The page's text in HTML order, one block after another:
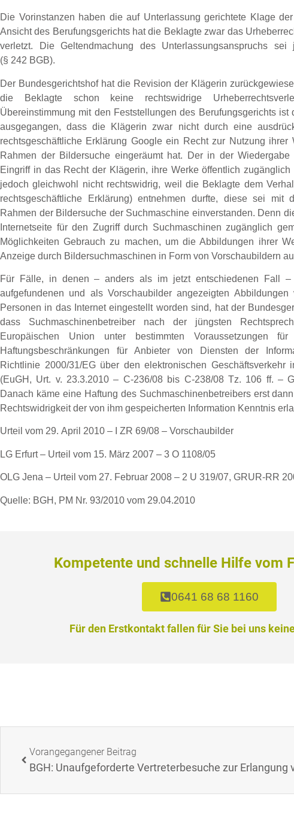
Die Vorinstanzen haben die auf Unterlassung gerichtete Klage
Ansicht des Berufungsgerichts hat die Beklagte zwar das
verletzt. Die Geltendmachung des Unterlassungsanspruchs sei
(§ 242 BGB).
Der Bundesgerichtshof hat die Revision der Klägerin
die Beklagte schon keine rechtswidrige
Übereinstimmung mit den Feststellungen des Berufungsgerichts ist
ausgegangen, dass die Klägerin zwar nicht durch eine
rechtsgeschäftliche Erklärung Google ein Recht zur Nutzung ihrer
Rahmen der Bildersuche eingeräumt hat. Der in der
Eingriff in das Recht der Klägerin, ihre Werke öffentlich
jedoch gleichwohl nicht rechtswidrig, weil die Beklagte dem
rechtsgeschäftliche Erklärung) entnehmen durfte, diese sei mit
Rahmen der Bildersuche der Suchmaschine einverstanden. Denn
Internetseite für den Zugriff durch Suchmaschinen zugänglich
Möglichkeiten Gebrauch zu machen, um die Abbildungen ihrer
Anzeige durch Bildersuchmaschinen in Form von Vorschaubildern
Für Fälle, in denen – anders als im jetzt entschiedenen Fall –
aufgefundenen und als Vorschaubilder angezeigten
Personen in das Internet eingestellt worden sind, hat der
dass Suchmaschinenbetreiber nach der jüngsten
Europäischen Union unter bestimmten Voraussetzungen
Haftungsbeschränkungen für Anbieter von Diensten der
Richtlinie 2000/31/EG über den elektronischen Geschäftsverkehr
(EuGH, Urt. v. 23.3.2010 – C-236/08 bis C-238/08 Tz. 106 ff. –
Danach käme eine Haftung des Suchmaschinenbetreibers erst
Rechtswidrigkeit der von ihm gespeicherten Information Kenntnis
Urteil vom 29. April 2010 – I ZR 69/08 – Vorschaubilder
LG Erfurt – Urteil vom 15. März 2007 – 3 O 1108/05
OLG Jena – Urteil vom 27. Februar 2008 – 2 U 319/07, GRUR-RR
Quelle: BGH, PM Nr. 93/2010 vom 29.04.2010
Kompetente und schnelle Hilfe vom
0641 68 68 1160
Für den Erstkontakt fallen für Sie bei uns
Vorangegangener Beitrag